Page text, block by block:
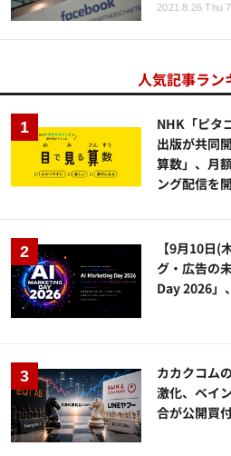
2021.8.26 Thu
人気記事ラン
NHK「ピタ
出版が共同
算数」、月
ング配信を
【9月10日(
グ・広告の
Day 2026」
カカクコム
激化、ベイ
合が公開買